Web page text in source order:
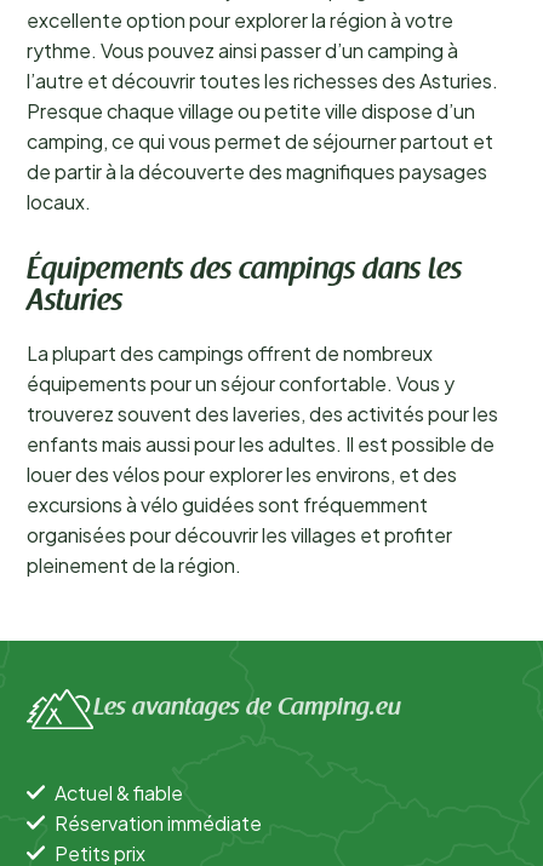
excellente option pour explorer la région à votre
rythme. Vous pouvez ainsi passer d’un camping à
l’autre et découvrir toutes les richesses des Asturies.
Presque chaque village ou petite ville dispose d’un
camping, ce qui vous permet de séjourner partout et
de partir à la découverte des magnifiques paysages
locaux.
Équipements des campings dans les
Asturies
La plupart des campings offrent de nombreux
équipements pour un séjour confortable. Vous y
trouverez souvent des laveries, des activités pour les
enfants mais aussi pour les adultes. Il est possible de
louer des vélos pour explorer les environs, et des
excursions à vélo guidées sont fréquemment
organisées pour découvrir les villages et profiter
pleinement de la région.
Les avantages de Camping.eu
Actuel & fiable
Réservation immédiate
Petits prix